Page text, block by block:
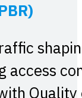
access